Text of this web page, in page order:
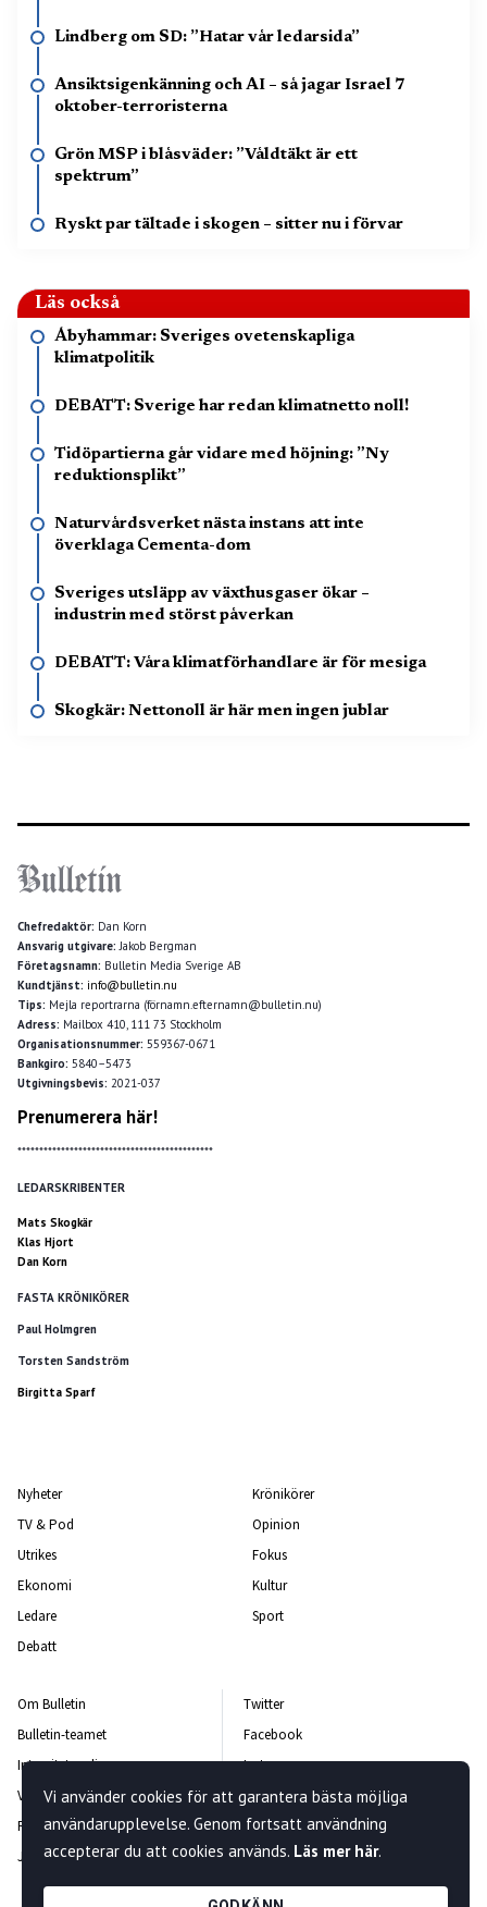
Lindberg om SD: ”Hatar vår ledarsida”
Ansiktsigenkänning och AI – så jagar Israel 7
oktober-terroristerna
Grön MSP i blåsväder: ”Våldtäkt är ett
spektrum”
Ryskt par tältade i skogen – sitter nu i förvar
Läs också
Åbyhammar: Sveriges ovetenskapliga
klimatpolitik
DEBATT: Sverige har redan klimatnetto noll!
Tidöpartierna går vidare med höjning: ”Ny
reduktionsplikt”
Naturvårdsverket nästa instans att inte
överklaga Cementa-dom
Sveriges utsläpp av växthusgaser ökar –
industrin med störst påverkan
DEBATT: Våra klimatförhandlare är för mesiga
Skogkär: Nettonoll är här men ingen jublar
Chefredaktör: Dan Korn
Ansvarig utgivare: Jakob Bergman
Företagsnamn: Bulletin Media Sverige AB
Kundtjänst: info@bulletin.nu
Tips: Mejla reportrarna (förnamn.efternamn@bulletin.nu)
Adress: Mailbox 410, 111 73 Stockholm
Organisationsnummer: 559367-0671
Bankgiro: 5840–5473
Utgivningsbevis: 2021-037
Prenumerera här!
*********************************************
LEDARSKRIBENTER
Mats Skogkär
Klas Hjort
Dan Korn
FASTA KRÖNIKÖRER
Paul Holmgren
Torsten Sandström
Birgitta Sparf
Nyheter
TV & Pod
Utrikes
Ekonomi
Ledare
Debatt
Krönikörer
Opinion
Fokus
Kultur
Sport
Om Bulletin
Bulletin-teamet
Integritetspolicy
Vanliga frågor och svar
Rättelsepolicy
Jobba hos oss
Twitter
Facebook
Instagram
Kontakta oss
Nyhetsbrev
Vi använder cookies för att garantera bästa möjliga
användarupplevelse. Genom fortsatt användning
accepterar du att cookies används. Läs mer här.